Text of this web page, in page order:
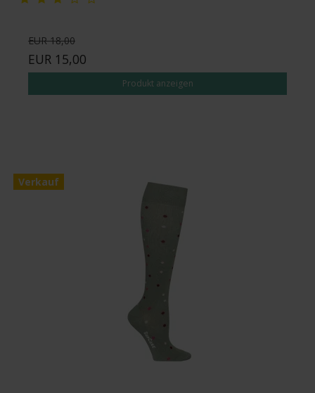
EUR 18,00
EUR 15,00
Produkt anzeigen
Verkauf